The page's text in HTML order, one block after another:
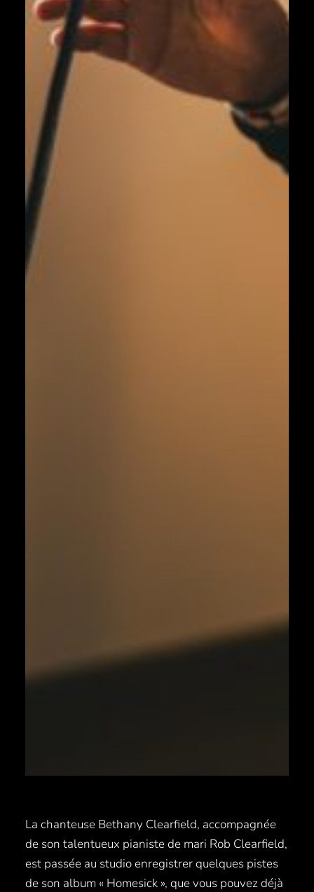
La chanteuse Bethany Clearfield, accompagnée
de son talentueux pianiste de mari Rob Clearfield,
est passée au studio enregistrer quelques pistes
de son album « Homesick », que vous pouvez déjà